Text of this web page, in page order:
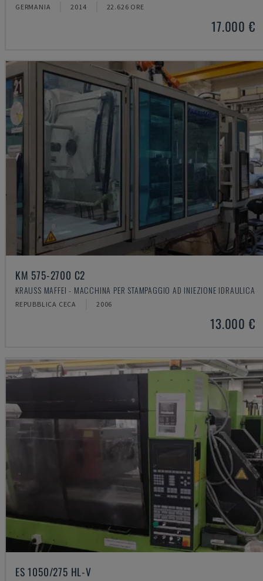
GERMANIA 2014 22.626 ORE
17.000 €
KM 575-2700 C2
KRAUSS MAFFEI - MACCHINA PER STAMPAGGIO AD INIEZIONE IDRAULICA
REPUBBLICA CECA 2006
13.000 €
ES 1050/275 HL-V